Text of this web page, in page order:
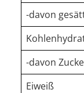
-davon
-davon
Eiweiß